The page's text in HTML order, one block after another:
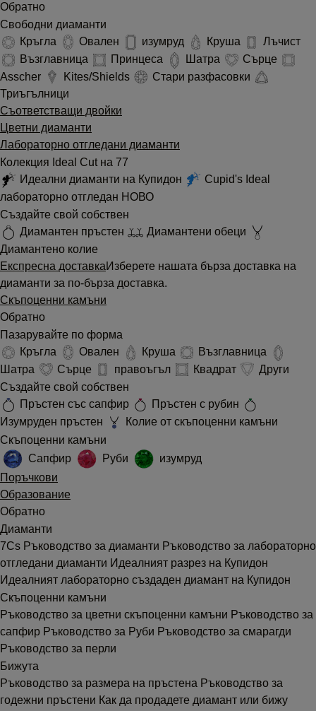
Обратно
Свободни диаманти
Кръгла
Овален изумруд Круша
Лъчист
Възглавница
Принцеса Шатра
Сърце
Asscher
Kites/Shields
Стари разфасовки
Триъгълници
Съответстващи двойки
Цветни диаманти
Лабораторно отгледани диаманти
Колекция Ideal Cut на 77
Идеални диаманти на Купидон
Cupid's Ideal
лабораторно отгледан НОВО
Създайте свой собствен
Диамантен пръстен
Диамантени обеци
Диамантено колие
Експресна доставкаИзберете нашата бърза доставка на
диаманти за по-бърза доставка.
Скъпоценни камъни
Обратно
Пазарувайте по форма
Кръгла
Овален Круша
Възглавница
Шатра
Сърце правоъгъл Квадрат
Други
Създайте свой собствен
Пръстен със сапфир
Пръстен с рубин
Изумруден пръстен
Колие от скъпоценни камъни
Скъпоценни камъни
Сапфир
Руби
изумруд
Поръчкови
Образование
Обратно
Диаманти
7Cs Ръководство за диаманти Ръководство за лабораторно
отгледани диаманти Идеалният разрез на Купидон
Идеалният лабораторно създаден диамант на Купидон
Скъпоценни камъни
Ръководство за цветни скъпоценни камъни Ръководство за
сапфир Ръководство за Руби Ръководство за смарагди
Ръководство за перли
Бижута
Ръководство за размера на пръстена Ръководство за
годежни пръстени Как да продадете диамант или бижу